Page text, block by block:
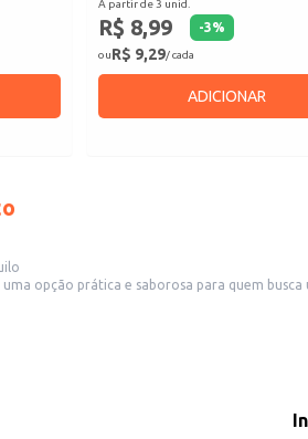
A partir de 3 unid.
R$ 8,99 -3%
ouR$ 9,29/ cada
ADICIONAR
opção prática e saborosa para quem
especial.